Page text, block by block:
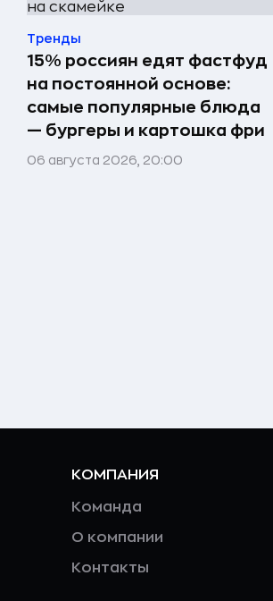
Тренды
15% россиян едят фастфуд
на постоянной основе:
самые популярные блюда
— бургеры и картошка фри
06 августа 2026, 20:00
КОМПАНИЯ
Команда
О компании
Контакты